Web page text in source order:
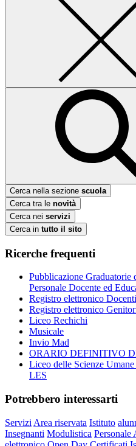
Cerca nella sezione scuola
Cerca tra le novità
Cerca nei servizi
Cerca in tutto il sito
Ricerche frequenti
Pubblicazione
Personale Docente ed
Registro elettronico Docenti
Registro elettronico
Liceo Rechichi
Musicale
Invio Mad
ORARIO DEFINITIVO
Liceo delle Scienze
LES
Potrebbero interessarti
Servizi Area riservata Istituto
Insegnanti Modulistica Personale